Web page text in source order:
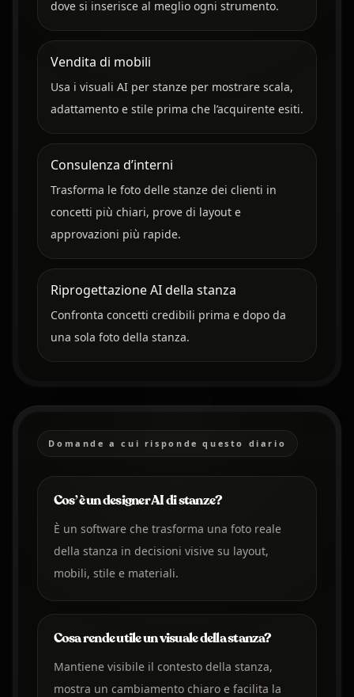
dove si inserisce al meglio ogni strumento.
Vendita di mobili
Usa i visuali AI per stanze per mostrare scala,
adattamento e stile prima che l’acquirente esiti.
Consulenza d’interni
Trasforma le foto delle stanze dei clienti in
concetti più chiari, prove di layout e
approvazioni più rapide.
Riprogettazione AI della stanza
Confronta concetti credibili prima e dopo da
una sola foto della stanza.
Domande a cui risponde questo diario
Cos’è un designer AI di stanze?
È un software che trasforma una foto reale
della stanza in decisioni visive su layout,
mobili, stile e materiali.
Cosa rende utile un visuale della stanza?
Mantiene visibile il contesto della stanza,
mostra un cambiamento chiaro e facilita la